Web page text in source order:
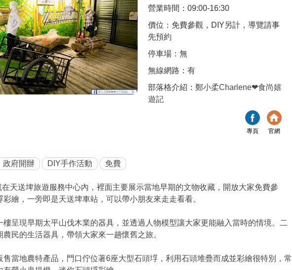
營業時間：09:00-16:30
價位：免費參觀，DIY另計，導覽請事
先預約
停車場：無
無線網路：有
部落格介紹：鄭小柔Charlene❤食尚嬉
遊記
專頁 官網
政府開辦 DIY手作活動 免費
天送埤旅遊服務中心內，裡面主要展示當地早期的文物收藏，開放大家免費參
繪，一旁即是天送埤車站，可以帶小朋友來走走看看。
樓呈現早期太平山伐木業的器具，並透過人物模型讓大家更能融入當時的情境。二
民的生活器具，帶領大家來一趟懷舊之旅。
售當地農特產品，門口佇位著6座大型石頭垺，利用石頭堆疊而成並彩繪很特別，常